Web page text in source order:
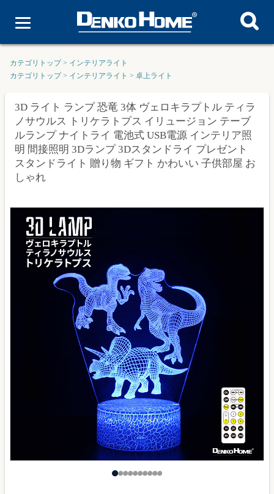
カテゴリトップ > インテリアライト
カテゴリトップ > インテリアライト > 卓上ライト
3D ライト ランプ 恐竜 3体 ヴェロキラプトル ティラ
ノサウルス トリケラトプス イリュージョン テーブ
ルランプ ナイトライ 電池式 USB電源 インテリア照
明 間接照明 3Dランプ 3Dスタンドライ プレゼント
スタンドライト 贈り物 ギフト かわいい 子供部屋 お
しゃれ